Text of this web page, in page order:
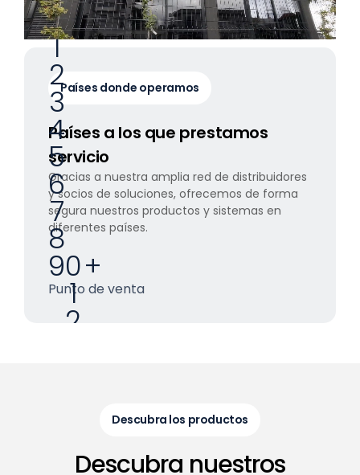
Países donde operamos
Países a los que prestamos
servicio
Gracias a nuestra amplia red de distribuidores
y socios de soluciones, ofrecemos de forma
segura nuestros productos y sistemas en
diferentes países.
0
1
2
3
4
5
6
7
8
90
1
2
7
+
Punto de venta
Descubra los productos
Descubra nuestros